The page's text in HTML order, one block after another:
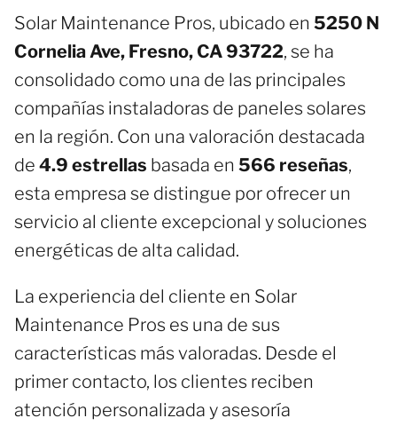
Solar Maintenance Pros, ubicado en 5250 N
Cornelia Ave, Fresno, CA 93722, se ha
consolidado como una de las principales
compañías instaladoras de paneles solares
en la región. Con una valoración destacada
de 4.9 estrellas basada en 566 reseñas,
esta empresa se distingue por ofrecer un
servicio al cliente excepcional y soluciones
energéticas de alta calidad.
La experiencia del cliente en Solar
Maintenance Pros es una de sus
características más valoradas. Desde el
primer contacto, los clientes reciben
atención personalizada y asesoría